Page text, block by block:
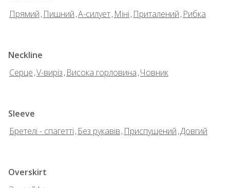
Прямий,Пишний,А-силует,Міні,Приталений,Рибка
Neckline
Серце,V-виріз,Висока горловина,Човник
Sleeve
Бретелі - спагетті,Без рукавів,Приспущений,Довгий
Overskirt